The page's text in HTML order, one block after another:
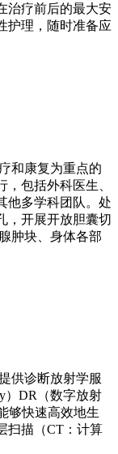
治疗前后的最大安
护理，随时准备应
和康复为重点的
包括外科医生、
他多学科团队。处
，开展开放胆囊切
肿块、身体各部
供诊断放射学服
）DR（数字放射
够快速高效地生
扫描（CT：计算